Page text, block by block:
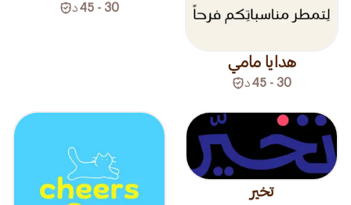
هدايا مامي
30 - 45 د
30 - 45 د
تخير